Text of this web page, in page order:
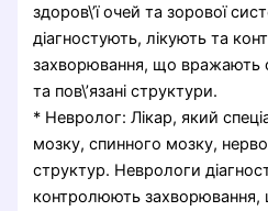
здоров\’ї очей та зорової
діагностують, лікують та
захворювання, що вражають
та пов\’язані структури.
* Невролог: Лікар, який
мозку, спинного мозку,
структур. Неврологи
контролюють